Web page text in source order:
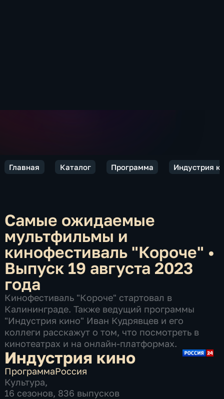
Главная Каталог Программа Индустрия
Самые ожидаемые
мультфильмы и
кинофестиваль "Короче" •
Выпуск 19 августа 2023
года
Кинофестиваль "Короче" стартовал в
Калининграде. Также ведущий программы
"Индустрия кино" Иван Кудрявцев и его
коллеги расскажут о том, что посмотреть в
кинотеатрах и на онлайн-платформах.
Индустрия кино
ПрограммаРоссия
Культура,
16 сезонов, 836 выпусков